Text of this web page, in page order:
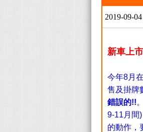
2019-09-04
新車上
今年8月
售及掛牌
錯誤的!!
9-11月間
的動作，